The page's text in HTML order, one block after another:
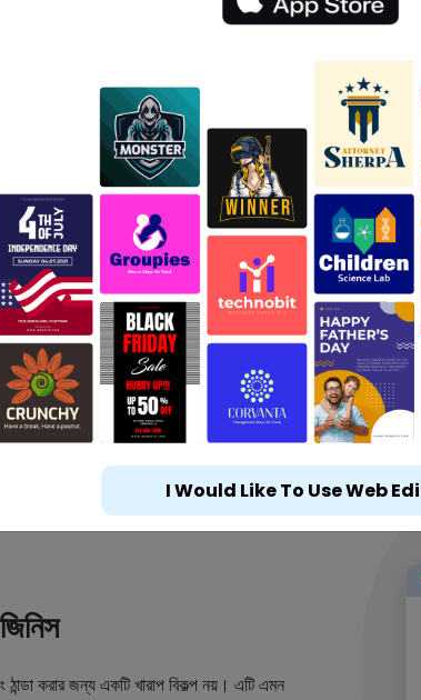
করার জন্য একটি খারাপ বিকল্প নয়। এটি এমন
I Would Like To Use Web